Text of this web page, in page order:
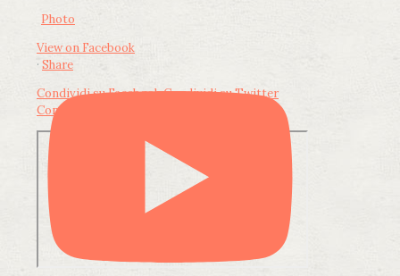
Photo
View on Facebook
· Share
Condividi su FacebookCondividi su Twitter
Condividi su LinkedIn